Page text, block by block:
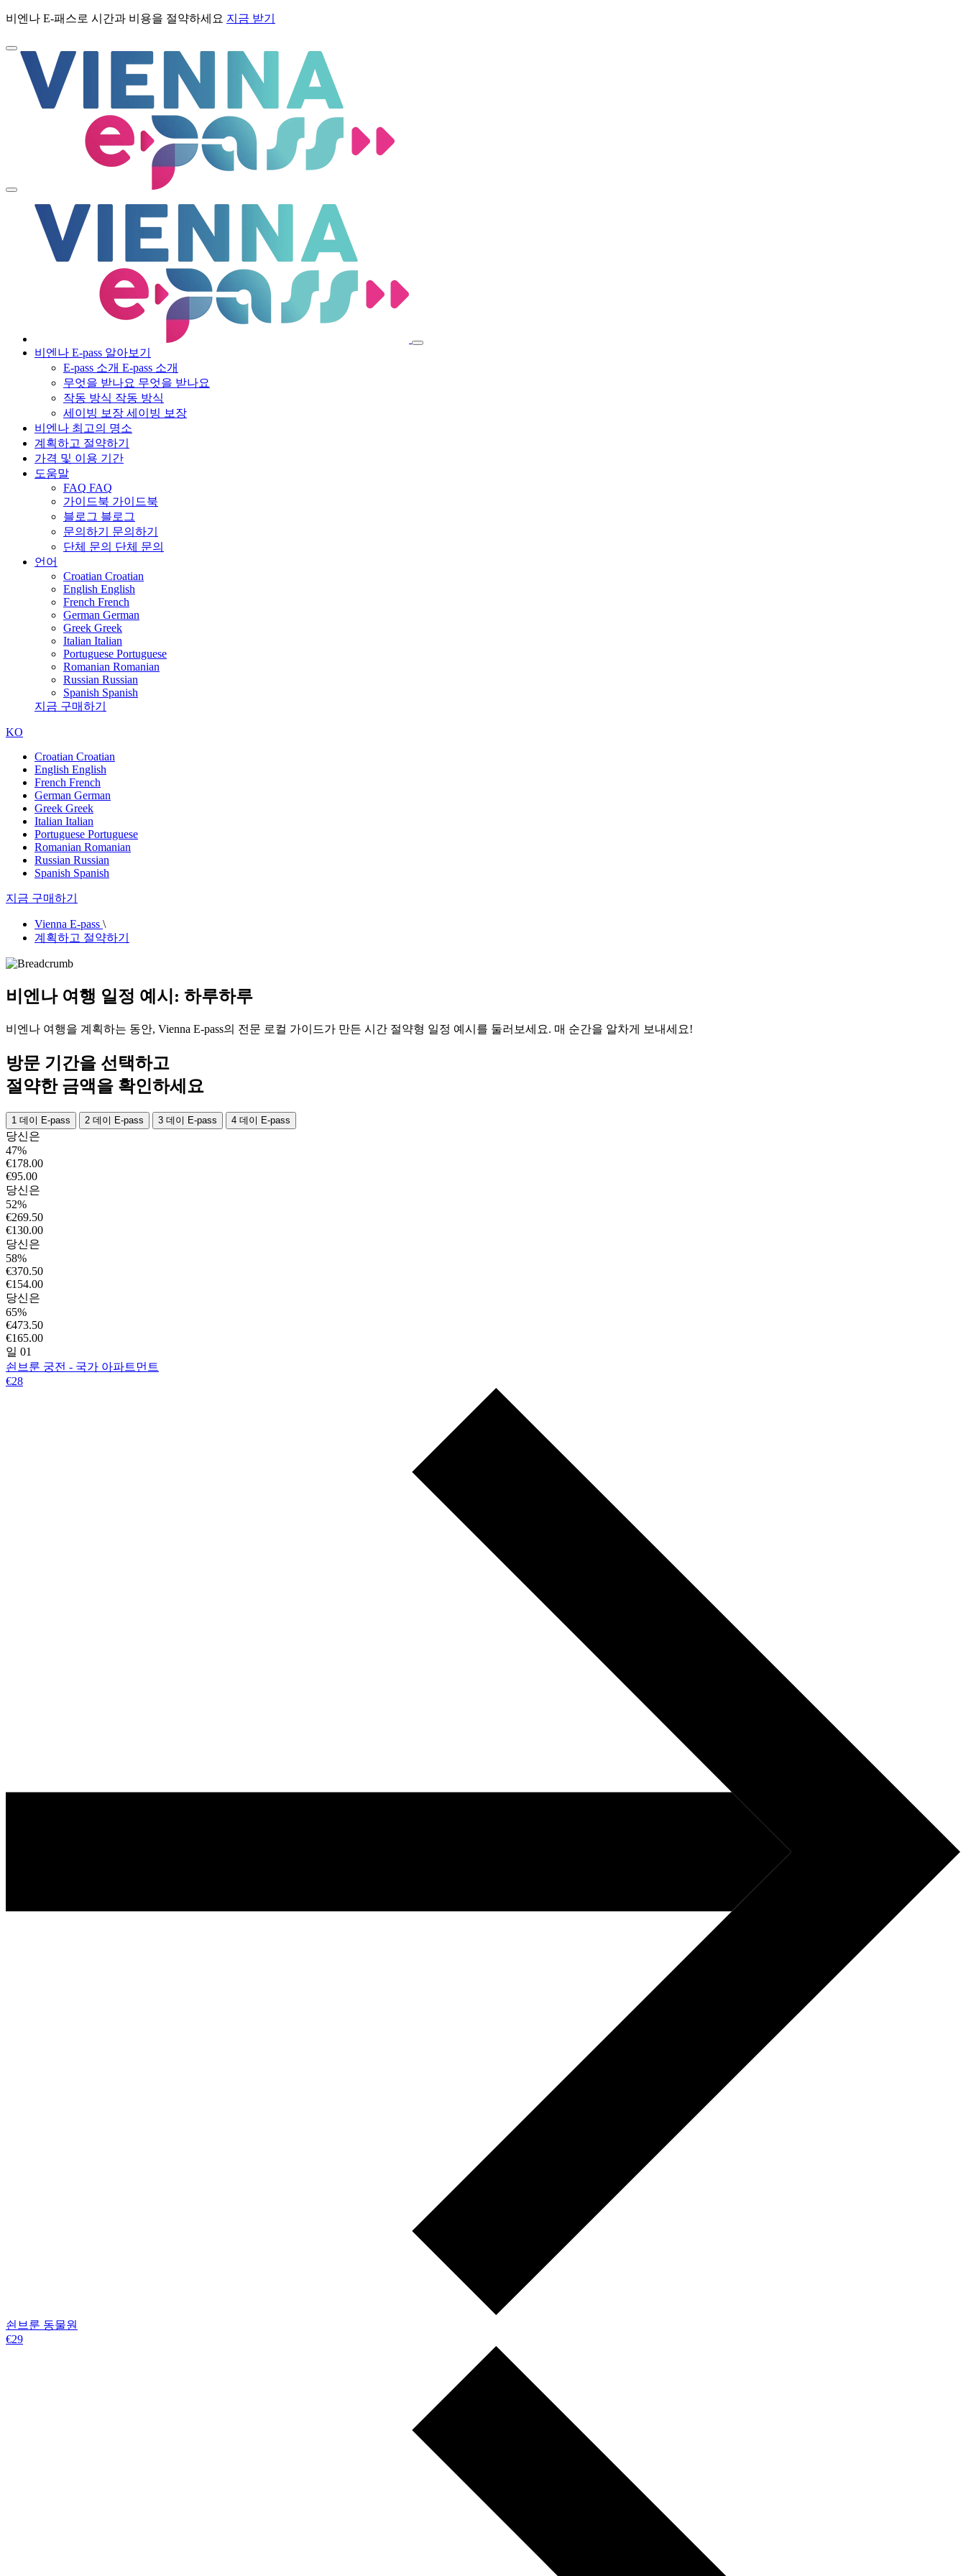
비엔나 E-패스로 시간과 비용을 절약하세요 지금 받기
비엔나 E-pass 알아보기
E-pass 소개 E-pass 소개
무엇을 받나요 무엇을 받나요
작동 방식 작동 방식
세이빙 보장 세이빙 보장
비엔나 최고의 명소
계획하고 절약하기
가격 및 이용 기간
도움말
FAQ FAQ
가이드북 가이드북
블로그 블로그
문의하기
문의하기
단체 문의 단체 문의
언어
Croatian Croatian
English English
French French
German German
Greek Greek
Italian Italian
Portuguese Portuguese
Romanian Romanian
Russian Russian
Spanish Spanish
지금 구매하기
KO
Croatian Croatian
English English
French French
German German
Greek Greek
Italian Italian
Portuguese Portuguese
Romanian Romanian
Russian Russian
Spanish Spanish
지금 구매하기
Vienna E-pass \
계획하고 절약하기
비엔나 여행 일정 예시: 하루하루
비엔나 여행을 계획하는 동안, Vienna E-pass의 전문 로컬 가이드가 만든 시간 절약형 일정 예시를 둘러보세요. 매 순간을 알차게 보내세요!
방문 기간을 선택하고
절약한 금액을 확인하세요
1 데이 E-pass 2 데이 E-pass 3 데이 E-pass 4 데이 E-pass
당신은
47%
€178.00
€95.00
당신은
52%
€269.50
€130.00
당신은
58%
€370.50
€154.00
당신은
65%
€473.50
€165.00
일 01
쇤브룬 궁전 - 국가 아파트먼트
€28
쇤브룬 동물원
€29